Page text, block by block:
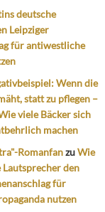
deutsche
Leipziger
für antiwestliche
Wenn die
statt zu pflegen –
viele Bäcker sich
machen
RomanfanzuWie
den
für
nutzen